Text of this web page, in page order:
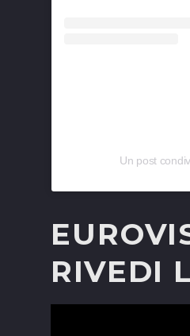
Un post
RIVEDI